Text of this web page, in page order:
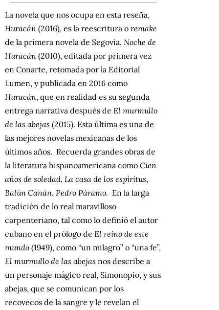
La novela que nos ocupa en esta reseña,
Huracán (2016), es la reescritura o remake
de la primera novela de Segovia, Noche de
Huracán (2010), editada por primera vez
en Conarte, retomada por la Editorial
Lumen, y publicada en 2016 como
Huracán, que en realidad es su segunda
entrega narrativa después de El murmullo
de las abejas (2015). Esta última es una de
las mejores novelas mexicanas de los
últimos años. Recuerda grandes obras de
la literatura hispanoamericana como Cien
años de soledad, La casa de los espíritus,
Balún Canán, Pedro Páramo. En la larga
tradición de lo real maravilloso
carpenteriano, tal como lo definió el autor
cubano en el prólogo de El reino de este
mundo (1949), como “un milagro” o “una fe”,
El murmullo de las abejas nos describe a
un personaje mágico real, Simonopio, y sus
abejas, que se comunican por los
recovecos de la sangre y le revelan el